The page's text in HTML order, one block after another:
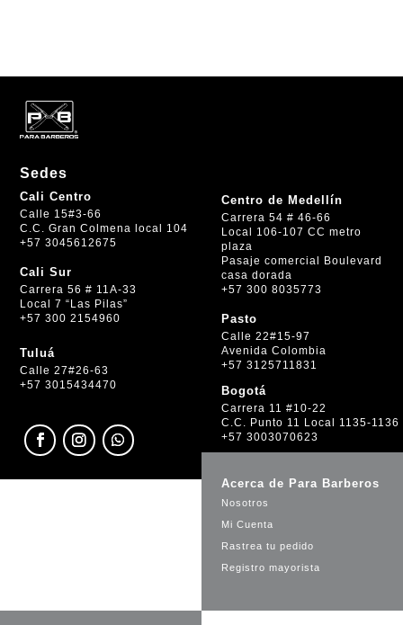
Sedes
Cali Centro
Calle 15#3-66
C.C. Gran Colmena local 104
+57 3045612675
Cali Sur
Carrera 56 # 11A-33
Local 7 “Las Pilas”
+57 300 2154960
Tuluá
Calle 27#26-63
+57 3015434470
Centro de Medellín
Carrera 54 # 46-66
Local 106-107 CC metro
plaza
Pasaje comercial Boulevard
casa dorada
+57 300 8035773
Pasto
Calle 22#15-97
Avenida Colombia
+57 3125711831
Bogotá
Carrera 11 #10-22
C.C. Punto 11 Local 1135-1136
+57 3003070623
Acerca de Para Barberos
Nosotros
Mi Cuenta
Rastrea tu pedido
Registro mayorista